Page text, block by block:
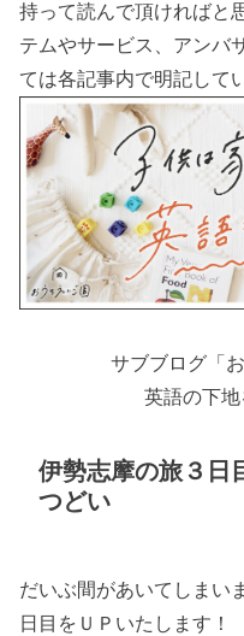
持って読んで頂ければと
テムやサービス、アンバ
ては各記事内で明記して
サブブログ「
英語の下地
伊勢志摩の旅３日
つどい
だいぶ間があいてしまい
日目をＵＰいたします！